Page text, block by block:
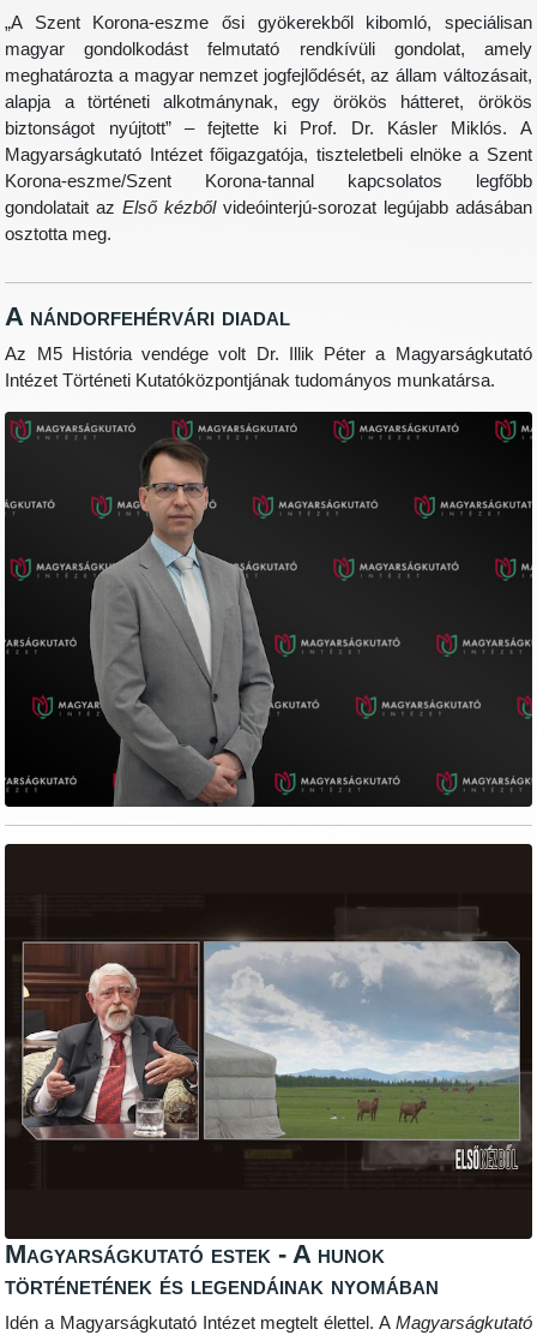
„A Szent Korona-eszme ősi gyökerekből kibomló, speciálisan
magyar gondolkodást felmutató rendkívüli gondolat, amely
meghatározta a magyar nemzet jogfejlődését, az állam változásait,
alapja a történeti alkotmánynak, egy örökös hátteret, örökös
biztonságot nyújtott” – fejtette ki Prof. Dr. Kásler Miklós. A
Magyarságkutató Intézet főigazgatója, tiszteletbeli elnöke a Szent
Korona-eszme/Szent Korona-tannal kapcsolatos legfőbb
gondolatait azElső kézből videóinterjú-sorozat legújabb adásában
osztotta meg.
A nándorfehérvári diadal
Az M5 História vendége volt Dr. Illik Péter a Magyarságkutató
Intézet Történeti Kutatóközpontjának tudományos munkatársa.
Magyarságkutató estek - A hunok
történetének és legendáinak nyomában
Idén a Magyarságkutató Intézet megtelt élettel. A Magyarságkutató